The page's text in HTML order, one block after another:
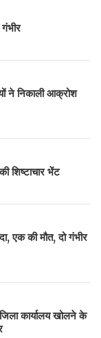
ने निकाली आक्रोश
शिष्टाचार भेंट
एक की मौत, दो गंभीर
कार्यालय खोलने के